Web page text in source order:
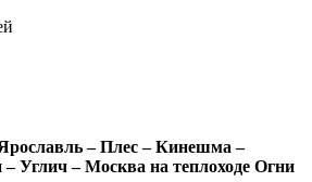
– Плес – Кинешма –
Углич – Москва на теплоходе Огни